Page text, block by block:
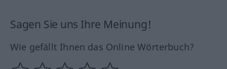
Sagen Sie uns Ihre Meinung!
Wie gefällt Ihnen das Online Wörterbuch?